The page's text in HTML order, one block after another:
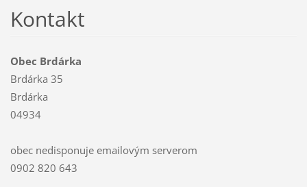
Kontakt
Obec Brdárka
Brdárka 35
Brdárka
04934
obec nedisponuje emailovým serverom
0902 820 643